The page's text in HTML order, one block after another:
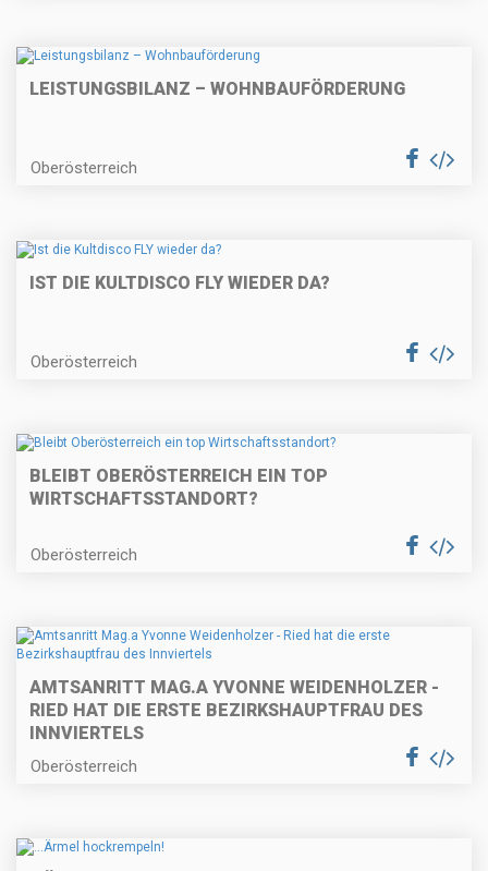
LEISTUNGSBILANZ – WOHNBAUFÖRDERUNG
Oberösterreich
IST DIE KULTDISCO FLY WIEDER DA?
Oberösterreich
BLEIBT OBERÖSTERREICH EIN TOP
WIRTSCHAFTSSTANDORT?
Oberösterreich
AMTSANRITT MAG.A YVONNE WEIDENHOLZER -
RIED HAT DIE ERSTE BEZIRKSHAUPTFRAU DES
INNVIERTELS
Oberösterreich